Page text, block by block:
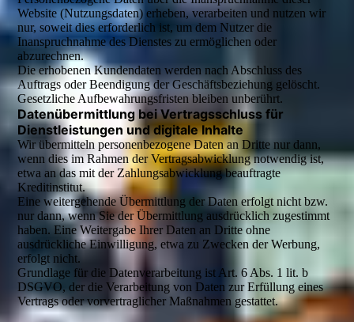
Website (Nutzungsdaten) erheben, verarbeiten und nutzen wir
nur, soweit dies erforderlich ist, um dem Nutzer die
Inanspruchnahme des Dienstes zu ermöglichen oder
abzurechnen.
Die erhobenen Kundendaten werden nach Abschluss des
Auftrags oder Beendigung der Geschäftsbeziehung gelöscht.
Gesetzliche Aufbewahrungsfristen bleiben unberührt.
Datenübermittlung bei Vertragsschluss für
Dienstleistungen und digitale Inhalte
Wir übermitteln personenbezogene Daten an Dritte nur dann,
wenn dies im Rahmen der Vertragsabwicklung notwendig ist,
etwa an das mit der Zahlungsabwicklung beauftragte
Kreditinstitut.
Eine weitergehende Übermittlung der Daten erfolgt nicht bzw.
nur dann, wenn Sie der Übermittlung ausdrücklich zugestimmt
haben. Eine Weitergabe Ihrer Daten an Dritte ohne
ausdrückliche Einwilligung, etwa zu Zwecken der Werbung,
erfolgt nicht.
Grundlage für die Datenverarbeitung ist Art. 6 Abs. 1 lit. b
DSGVO, der die Verarbeitung von Daten zur Erfüllung eines
Vertrags oder vorvertraglicher Maßnahmen gestattet.